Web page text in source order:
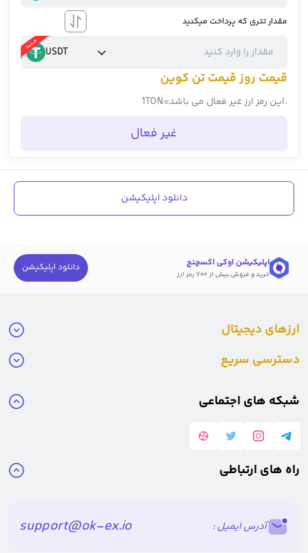
مقدار تتری که پرداخت میکنید
USDT
قیمت روز قیمت تن کوین
1TON= این رمز ارز غیر فعال می باشد.
غیر فعال
دانلود اپلیکیشن
اپلیکیشن اوکی اکسچنج
خرید و فروش بیش از ۷۰۰ رمز ارز
دانلود اپلیکیشن
ارزهای دیجیتال
دسترسی سریع
شبکه های اجتماعی
راه های ارتباطی
آدرس ایمیل : support@ok-ex.io